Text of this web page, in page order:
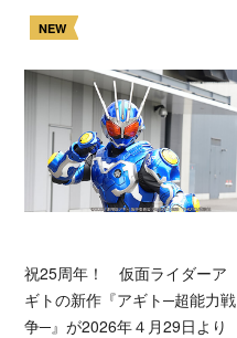
NEW
祝25周年！ 仮面ライダーア
ギトの新作『アギト─超能力戦
争─』が2026年４月29日より